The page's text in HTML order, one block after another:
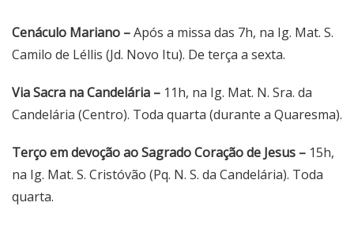
Cenáculo Mariano –Após a missa das 7h, na Ig. Mat. S.
Camilo de Léllis (Jd. Novo Itu). De terça a sexta.
Via Sacra na Candelária – 11h, na Ig. Mat. N. Sra. da
Candelária (Centro). Toda quarta (durante a Quaresma).
Terço em devoção ao Sagrado Coração de Jesus – 15h,
na Ig. Mat. S. Cristóvão (Pq. N. S. da Candelária). Toda
quarta.